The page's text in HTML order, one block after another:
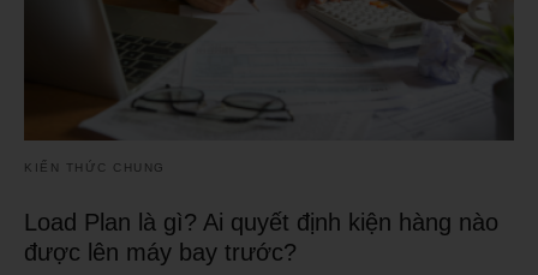
KIẾN THỨC CHUNG
Load Plan là gì? Ai quyết định kiện hàng nào
được lên máy bay trước?